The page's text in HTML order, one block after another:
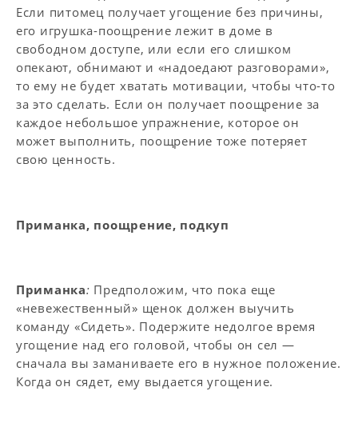
Если питомец получает угощение без причины,
его игрушка-поощрение лежит в доме в
свободном доступе, или если его слишком
опекают, обнимают и «надоедают разговорами»,
то ему не будет хватать мотивации, чтобы что-то
за это сделать. Если он получает поощрение за
каждое небольшое упражнение, которое он
может выполнить, поощрение тоже потеряет
свою ценность.
Приманка, поощрение, подкуп
Приманка: Предположим, что пока еще
«невежественный» щенок должен выучить
команду «Сидеть». Подержите недолгое время
угощение над его головой, чтобы он сел —
сначала вы заманиваете его в нужное положение.
Когда он сядет, ему выдается угощение.